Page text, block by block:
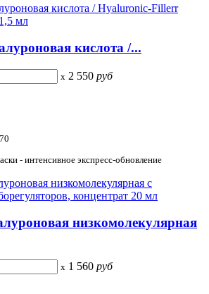
кислота /...
x 2 550 руб
- интенсивное экспресс-обновление
низкомолекулярная
x 1 560 руб